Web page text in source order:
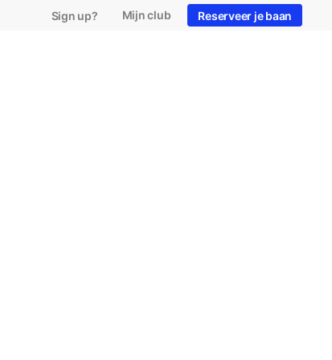
Sign up? Mijn club Reserveer je baan